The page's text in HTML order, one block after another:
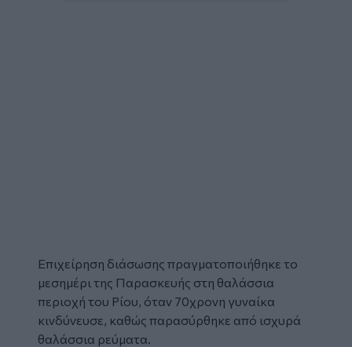
Επιχείρηση διάσωσης πραγματοποιήθηκε το
μεσημέρι της Παρασκευής στη θαλάσσια
περιοχή του Ρίου, όταν 70χρονη γυναίκα
κινδύνευσε, καθώς παρασύρθηκε από ισχυρά
θαλάσσια ρεύματα.